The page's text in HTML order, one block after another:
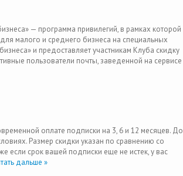
— программа привилегий, в рамках которой
малого и среднего бизнеса на специальных
и предоставляет участникам Клуба скидку
пользователи почты, заведенной на сервисе
оплате подписки на 3, 6 и 12 месяцев. До
Размер скидки указан по сравнению со
если срок вашей подписки еще не истек, у вас
дальше »